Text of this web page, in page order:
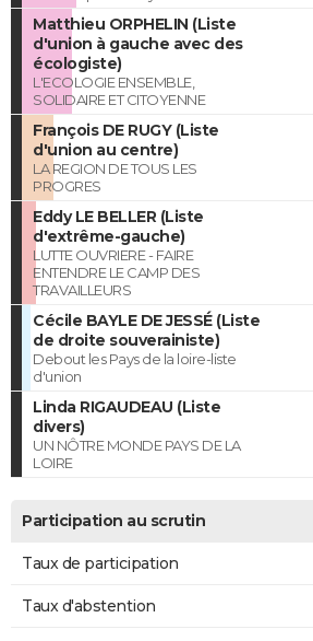
Matthieu ORPHELIN (Liste
d'union à gauche avec des
écologiste)
L'ECOLOGIE ENSEMBLE,
SOLIDAIRE ET CITOYENNE
François DE RUGY (Liste
d'union au centre)
LA REGION DE TOUS LES
PROGRES
Eddy LE BELLER (Liste
d'extrême-gauche)
LUTTE OUVRIERE - FAIRE
ENTENDRE LE CAMP DES
TRAVAILLEURS
Cécile BAYLE DE JESSÉ (Liste
de droite souverainiste)
Debout les Pays de la loire-liste
d'union
Linda RIGAUDEAU (Liste
divers)
UN NÔTRE MONDE PAYS DE LA
LOIRE
Participation au scrutin
Taux de participation
Taux d'abstention